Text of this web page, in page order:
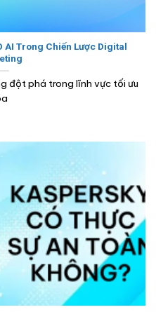
AI Trong Chiến Lược Digital
đột phá trong lĩnh vực tối ưu